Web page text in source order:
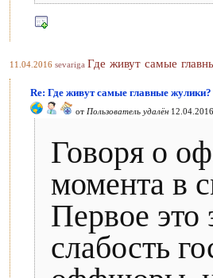
11.04.2016 sevariga Где живут самые
Re: Где живут самые главные жулики?
от Пользователь удалён
Говоря о
момента в
Первое это
слабость